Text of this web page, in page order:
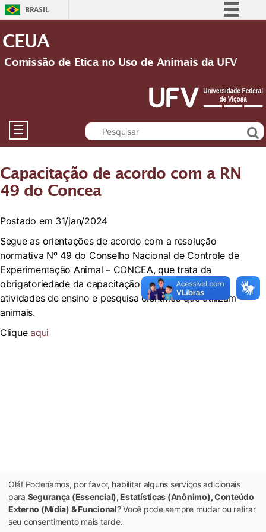
BRASIL
Participe
Acesso à informação
Legislação
Canais
CEUA
Comissão de Etica no Uso de Animais da UFV
☰
Capacitação de acordo com a RN
49 do Concea
Postado em 31/jan/2024
Segue as orientações de acordo com a resolução
normativa Nº 49 do Conselho Nacional de Controle de
Experimentação Animal – CONCEA, que trata da
obrigatoriedade da capacitação dos envolvidos em
atividades de ensino e pesquisa científica que utilizam
animais.
Cliqueaqui
Olá! Poderíamos, por favor, habilitar alguns serviços adicionais
para Segurança (Essencial), Estatísticas (Anônimo), Conteúdo
Externo (Mídia) & Funcional? Você pode sempre mudar ou retirar
seu consentimento mais tarde.